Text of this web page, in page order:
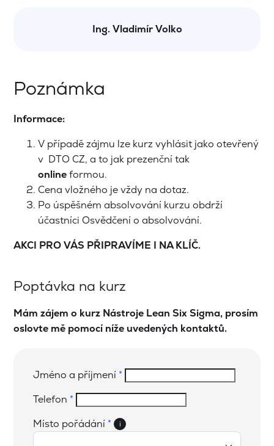
Ing. Vladimír Volko
Poznámka
Informace:
V případě zájmu lze kurz vyhlásit jako otevřený
v DTO CZ, a to jak prezenční tak
onlineformou.
Cena vložného je vždy na dotaz.
Po úspěšném absolvování kurzu obdrží
účastníci Osvědčení o absolvování.
AKCI PRO VÁS PŘIPRAVÍME I NA KLÍČ.
Poptávka na kurz
Mám zájem o kurz Nástroje Lean Six Sigma, prosím
oslovte mě pomocí níže uvedených kontaktů.
Jméno a příjmení *
Telefon *
Místo pořádání * i